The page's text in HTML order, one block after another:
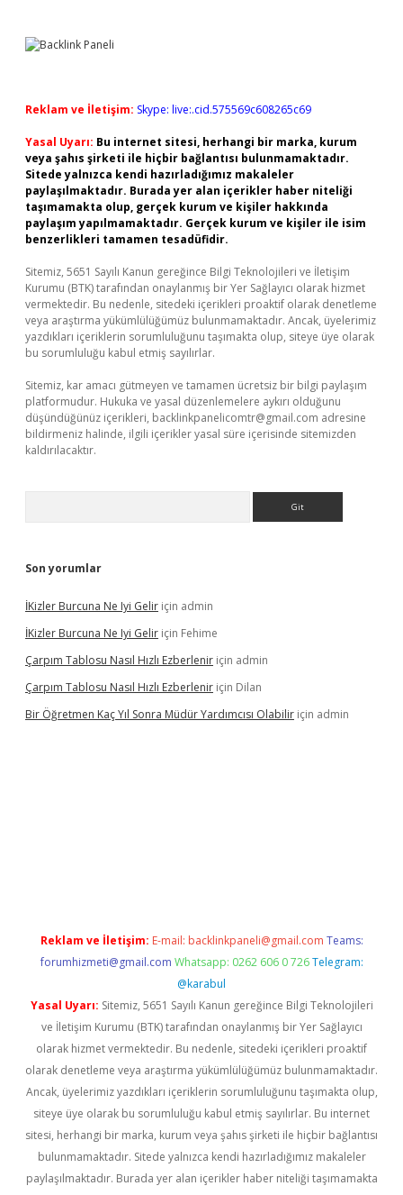
Reklam ve İletişim: Skype: live:.cid.575569c608265c69
Yasal Uyarı: Bu internet sitesi, herhangi bir marka, kurum
veya şahıs şirketi ile hiçbir bağlantısı bulunmamaktadır.
Sitede yalnızca kendi hazırladığımız makaleler
paylaşılmaktadır. Burada yer alan içerikler haber niteliği
taşımamakta olup, gerçek kurum ve kişiler hakkında
paylaşım yapılmamaktadır. Gerçek kurum ve kişiler ile isim
benzerlikleri tamamen tesadüfidir.
Sitemiz, 5651 Sayılı Kanun gereğince Bilgi Teknolojileri ve İletişim
Kurumu (BTK) tarafından onaylanmış bir Yer Sağlayıcı olarak hizmet
vermektedir. Bu nedenle, sitedeki içerikleri proaktif olarak denetleme
veya araştırma yükümlülüğümüz bulunmamaktadır. Ancak, üyelerimiz
yazdıkları içeriklerin sorumluluğunu taşımakta olup, siteye üye olarak
bu sorumluluğu kabul etmiş sayılırlar.
Sitemiz, kar amacı gütmeyen ve tamamen ücretsiz bir bilgi paylaşım
platformudur. Hukuka ve yasal düzenlemelere aykırı olduğunu
düşündüğünüz içerikleri, backlinkpanelicomtr@gmail.com adresine
bildirmeniz halinde, ilgili içerikler yasal süre içerisinde sitemizden
kaldırılacaktır.
Son yorumlar
İKizler Burcuna Ne Iyi Gelir için admin
İKizler Burcuna Ne Iyi Gelir için Fehime
Çarpım Tablosu Nasıl Hızlı Ezberlenir için admin
Çarpım Tablosu Nasıl Hızlı Ezberlenir için Dilan
Bir Öğretmen Kaç Yıl Sonra Müdür Yardımcısı Olabilir için admin
Reklam ve İletişim: E-mail: backlinkpaneli@gmail.com Teams:
forumhizmeti@gmail.com Whatsapp: 0262 606 0 726 Telegram:
@karabul
Yasal Uyarı: Sitemiz, 5651 Sayılı Kanun gereğince Bilgi Teknolojileri
ve İletişim Kurumu (BTK) tarafından onaylanmış bir Yer Sağlayıcı
olarak hizmet vermektedir. Bu nedenle, sitedeki içerikleri proaktif
olarak denetleme veya araştırma yükümlülüğümüz bulunmamaktadır.
Ancak, üyelerimiz yazdıkları içeriklerin sorumluluğunu taşımakta olup,
siteye üye olarak bu sorumluluğu kabul etmiş sayılırlar. Bu internet
sitesi, herhangi bir marka, kurum veya şahıs şirketi ile hiçbir bağlantısı
bulunmamaktadır. Sitede yalnızca kendi hazırladığımız makaleler
paylaşılmaktadır. Burada yer alan içerikler haber niteliği taşımamakta